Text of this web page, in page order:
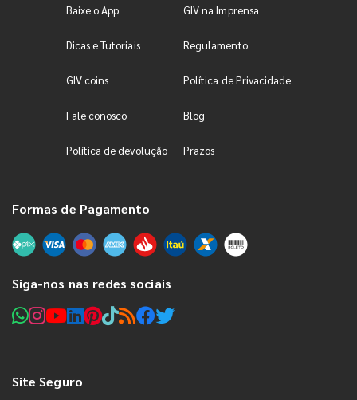
Baixe o App GIV na Imprensa
Dicas e Tutoriais Regulamento
GIV coins Política de Privacidade
Fale conosco Blog
Política de devolução Prazos
Formas de Pagamento
Siga-nos nas redes sociais
Site Seguro